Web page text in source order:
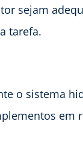
sejam
tarefa.
o sistema
em